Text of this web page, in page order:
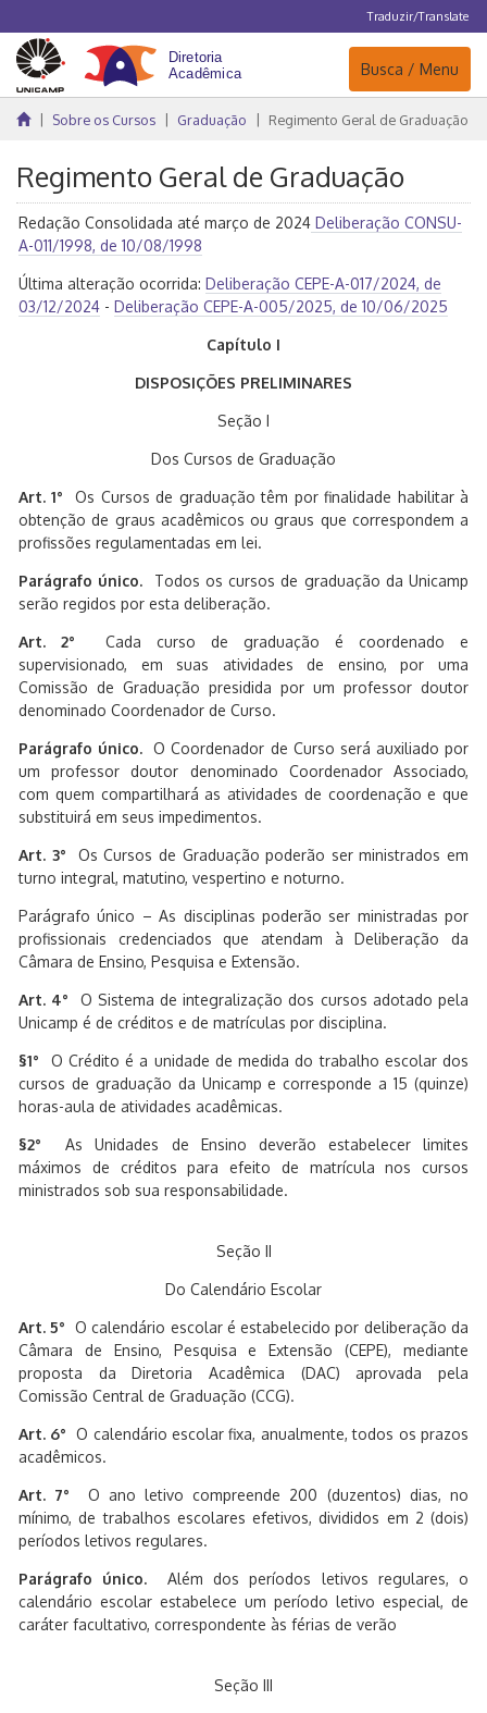
Traduzir/Translate
Navegação
Busca / Menu
Sobre os Cursos Graduação Regimento Geral de Graduação
Regimento Geral de Graduação
Redação Consolidada até março de 2024 Deliberação CONSU-
A-011/1998, de 10/08/1998
Última alteração ocorrida: Deliberação CEPE-A-017/2024, de
03/12/2024 - Deliberação CEPE-A-005/2025, de 10/06/2025
Capítulo I
DISPOSIÇÕES PRELIMINARES
Seção I
Dos Cursos de Graduação
Art. 1°Os Cursos de graduação têm por finalidade habilitar à
obtenção de graus acadêmicos ou graus que correspondem a
profissões regulamentadas em lei.
Parágrafo único. Todos os cursos de graduação da Unicamp
serão regidos por esta deliberação.
Art. 2° Cada curso de graduação é coordenado e
supervisionado, em suas atividades de ensino, por uma
Comissão de Graduação presidida por um professor doutor
denominado Coordenador de Curso.
Parágrafo único.O Coordenador de Curso será auxiliado por
um professor doutor denominado Coordenador Associado,
com quem compartilhará as atividades de coordenação e que
substituirá em seus impedimentos.
Art. 3° Os Cursos de Graduação poderão ser ministrados em
turno integral, matutino, vespertino e noturno.
Parágrafo único – As disciplinas poderão ser ministradas por
profissionais credenciados que atendam à Deliberação da
Câmara de Ensino, Pesquisa e Extensão.
Art. 4° O Sistema de integralização dos cursos adotado pela
Unicamp é de créditos e de matrículas por disciplina.
§1° O Crédito é a unidade de medida do trabalho escolar dos
cursos de graduação da Unicamp e corresponde a 15 (quinze)
horas-aula de atividades acadêmicas.
§2°As Unidades de Ensino deverão estabelecer limites
máximos de créditos para efeito de matrícula nos cursos
ministrados sob sua responsabilidade.
Seção II
Do Calendário Escolar
Art. 5° O calendário escolar é estabelecido por deliberação da
Câmara de Ensino, Pesquisa e Extensão (CEPE), mediante
proposta da Diretoria Acadêmica (DAC) aprovada pela
Comissão Central de Graduação (CCG).
Art. 6°O calendário escolar fixa, anualmente, todos os prazos
acadêmicos.
Art. 7° O ano letivo compreende 200 (duzentos) dias, no
mínimo, de trabalhos escolares efetivos, divididos em 2 (dois)
períodos letivos regulares.
Parágrafo único. Além dos períodos letivos regulares, o
calendário escolar estabelece um período letivo especial, de
caráter facultativo, correspondente às férias de verão
Seção III